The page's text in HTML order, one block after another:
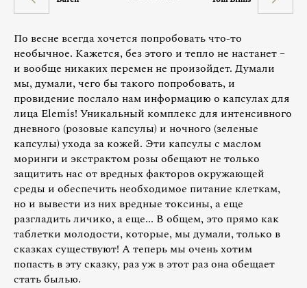
По весне всегда хочется попробовать что-то
необычное. Кажется, без этого и тепло не настанет –
и вообще никаких перемен не произойдет. Думали
мы, думали, чего бы такого попробовать, и
провидение послало нам информацию о капсулах для
лица Elemis! Уникальный комплекс для интенсивного
дневного (розовые капсулы) и ночного (зеленые
капсулы) ухода за кожей. Эти капсулы с маслом
моринги и экстрактом розы обещают не только
защитить нас от вредных факторов окружающей
среды и обеспечить необходимое питание клеткам,
но и вывести из них вредные токсины, а еще
разгладить личико, а еще... В общем, это прямо как
таблетки молодости, которые, мы думали, только в
сказках существуют! А теперь мы очень хотим
попасть в эту сказку, раз уж в этот раз она обещает
стать былью.